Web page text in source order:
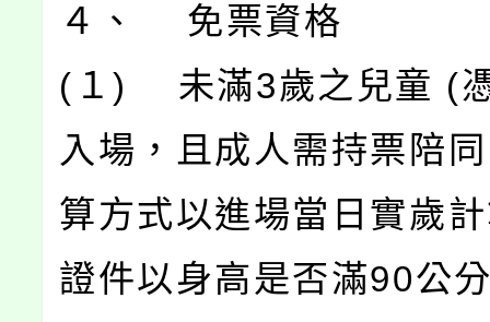
４、 免票資格
(１) 未滿3歲之兒童 (
入場，且成人需持票陪
算方式以進場當日實歲
證件以身高是否滿90公